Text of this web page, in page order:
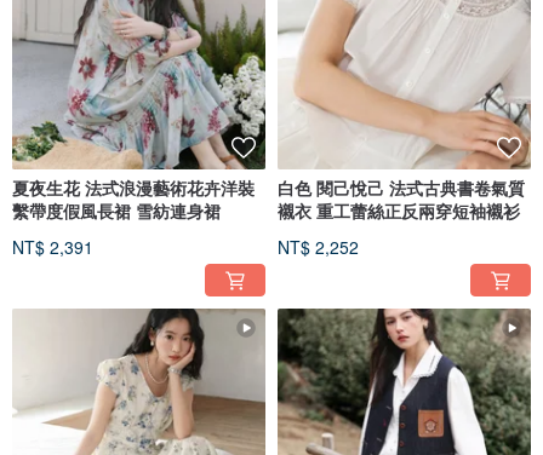
夏夜生花 法式浪漫藝術花卉洋裝
繫帶度假風長裙 雪紡連身裙
NT$ 2,391
白色 閱己悅己 法式古典書卷氣質
襯衣 重工蕾絲正反兩穿短袖襯衫
NT$ 2,252